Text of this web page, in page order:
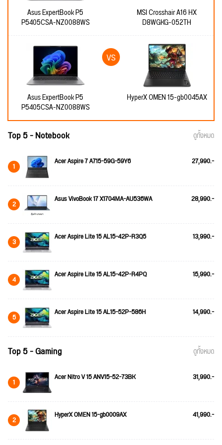
Asus ExpertBook P5
P5405CSA-NZ0088WS
MSI Crosshair A16 HX
D8WGKG-052TH
Asus ExpertBook P5
P5405CSA-NZ0088WS
HyperX OMEN 15-gb0045AX
Top 5 - Notebook ดูทั้งหมด
1 Acer Aspire 7 A715-59G-59Y6 27,990.-
2 Asus VivoBook 17 X1704MA-AU536WA 28,990.-
3 Acer Aspire Lite 15 AL15-42P-R3Q5 13,990.-
4 Acer Aspire Lite 15 AL15-42P-R4PQ 15,990.-
5 Acer Aspire Lite 15 AL15-52P-586H 14,990.-
Top 5 - Gaming ดูทั้งหมด
1 Acer Nitro V 15 ANV15-52-73BK 31,990.-
2 HyperX OMEN 15-gb0009AX 41,990.-